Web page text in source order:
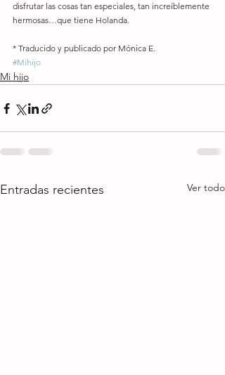
disfrutar las cosas tan especiales, tan increíblemente
hermosas…que tiene Holanda.
* Traducido y publicado por Mónica E.
#Mihijo
Mi hijo
Entradas recientes Ver todo